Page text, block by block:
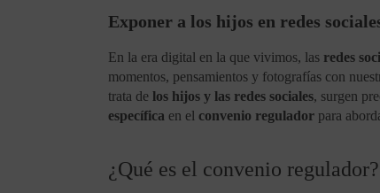
Exponer a los hijos en redes
En la era digital en la que vivimos, las redes
momentos, pensamientos y fotografías con
trata de los hijos y las redes sociales, surgen
específica en el convenio regulador para
¿Qué es el convenio regulador?